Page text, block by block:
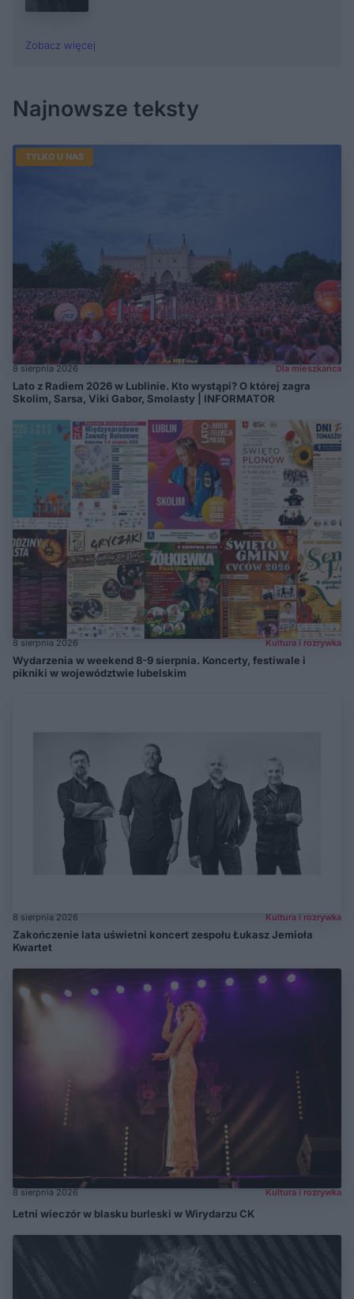
Zobacz więcej
Najnowsze teksty
TYLKO U NAS
8 sierpnia 2026 Dla mieszkańca
Lato z Radiem 2026 w Lublinie. Kto wystąpi? O której zagra
Skolim, Sarsa, Viki Gabor, Smolasty | INFORMATOR
8 sierpnia 2026 Kultura i rozrywka
Wydarzenia w weekend 8-9 sierpnia. Koncerty, festiwale i
pikniki w województwie lubelskim
8 sierpnia 2026 Kultura i rozrywka
Zakończenie lata uświetni koncert zespołu Łukasz Jemioła
Kwartet
8 sierpnia 2026 Kultura i rozrywka
Letni wieczór w blasku burleski w Wirydarzu CK